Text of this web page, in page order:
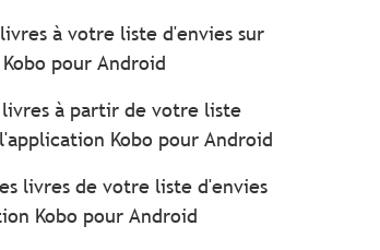
à votre liste d'envies sur
pour Android
à partir de votre liste
Kobo pour Android
livres de votre liste d'envies
Kobo pour Android